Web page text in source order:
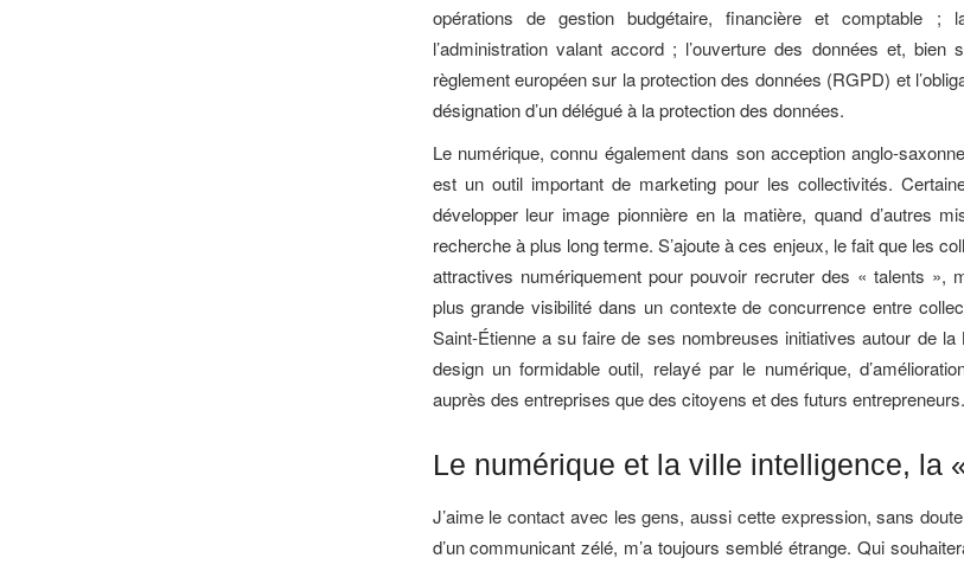
opérations de gestion budgétaire, financière et comptable
l’administration valant accord ; l’ouverture des données et, bien
règlement européen sur la protection des données (RGPD) et
désignation d’un délégué à la protection des données.
Le numérique, connu également dans son acception anglo-
est un outil important de marketing pour les collectivités.
développer leur image pionnière en la matière, quand d’autres
recherche à plus long terme. S’ajoute à ces enjeux, le fait que les
attractives numériquement pour pouvoir recruter des « talents »,
plus grande visibilité dans un contexte de concurrence entre
Saint-Étienne a su faire de ses nombreuses initiatives autour de la
design un formidable outil, relayé par le numérique,
auprès des entreprises que des citoyens et des futurs entrepreneurs.
Le numérique et la ville intelligence, la
J’aime le contact avec les gens, aussi cette expression, sans
d’un communicant zélé, m’a toujours semblé étrange. Qui